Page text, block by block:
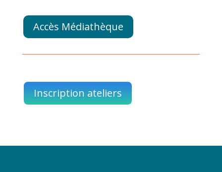
Accès Médiathèque
Inscription ateliers